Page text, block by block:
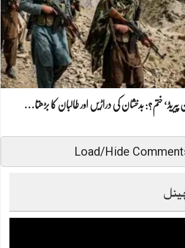
ختم؟: بدخشان کی دراڑیں اور طالبان کا بڑھتا…
Load/Hide